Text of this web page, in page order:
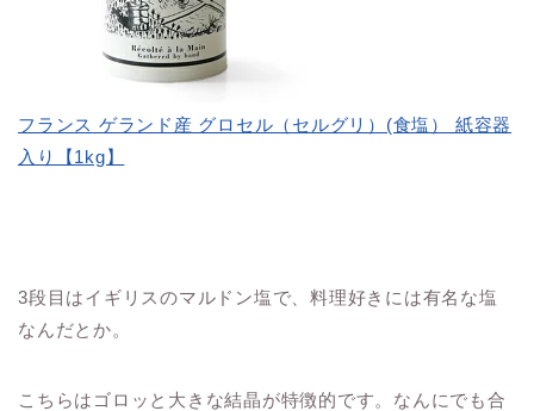
フランス ゲランド産 グロセル（セルグリ）(食塩） 紙容器
入り【1kg】
3段目はイギリスのマルドン塩で、料理好きには有名な塩
なんだとか。
こちらはゴロッと大きな結晶が特徴的です。なんにでも合